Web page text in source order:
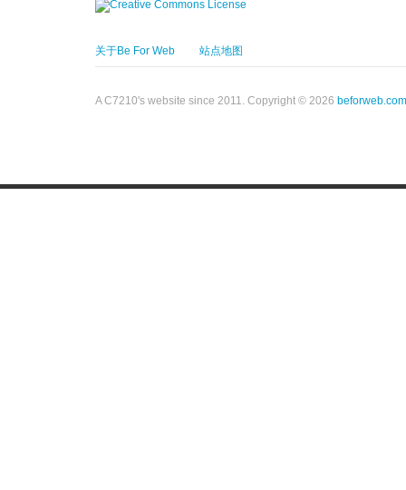
关于Be For Web 站点地图
A C7210's website since 2011. Copyright © 2026 beforweb.com